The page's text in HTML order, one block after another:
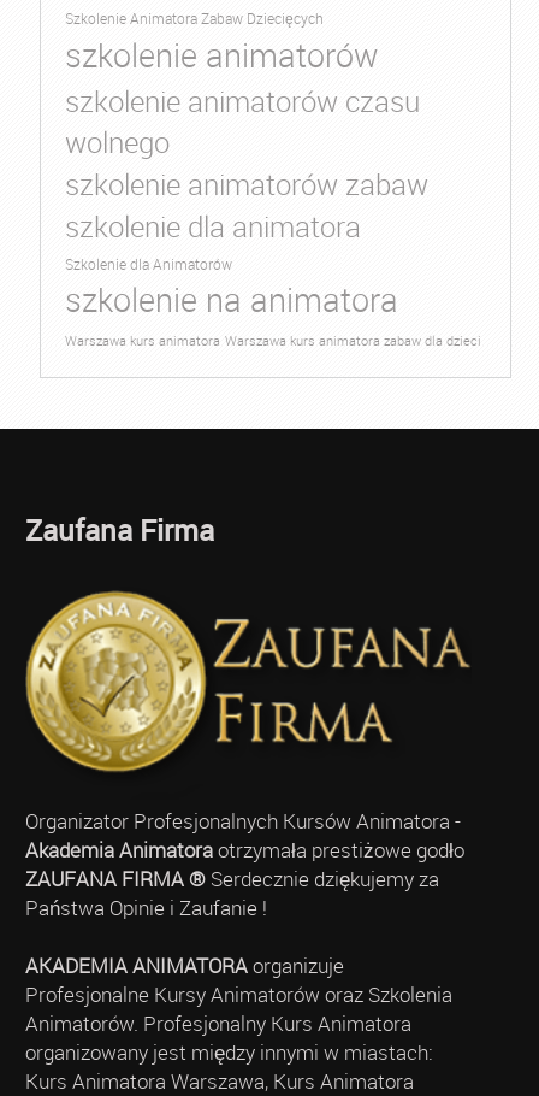
Szkolenie Animatora Zabaw Dziecięcych
szkolenie animatorów
szkolenie animatorów czasu
wolnego
szkolenie animatorów zabaw
szkolenie dla animatora
Szkolenie dla Animatorów
szkolenie na animatora
Warszawa kurs animatora Warszawa kurs animatora zabaw dla dzieci
Zaufana Firma
Organizator Profesjonalnych Kursów Animatora -
Akademia Animatoraotrzymała prestiżowe godło
ZAUFANA FIRMA ®Serdecznie dziękujemy za
Państwa Opinie i Zaufanie !
AKADEMIA ANIMATORAorganizuje
Profesjonalne Kursy Animatorów oraz Szkolenia
Animatorów. Profesjonalny Kurs Animatora
organizowany jest między innymi w miastach:
Kurs Animatora Warszawa, Kurs Animatora